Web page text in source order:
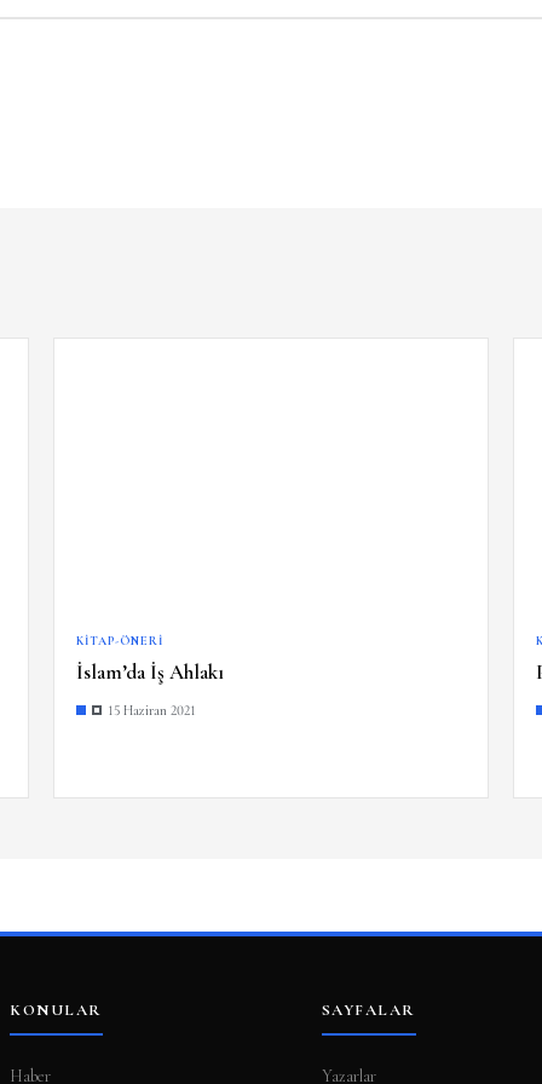
KITAP-ÖNERI
İslam’da İş Ahlakı
15 Haziran 2021
KONULAR
Haber
SAYFALAR
Yazarlar